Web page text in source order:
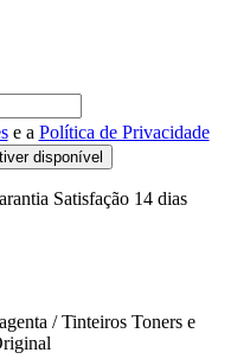
e a Política de Privacidade
disponível
Satisfação 14 dias
/ Tinteiros Toners e